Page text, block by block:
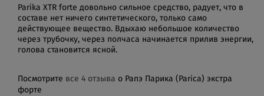
Parika XTR forte довольно сильное средство, радует, что в
составе нет ничего синтетического, только само
действующее вещество. Вдыхаю небольшое количество
через трубочку, через полчаса начинается прилив энергии,
голова становится ясной.
Посмотрите все 4 отзыва о Рапэ Парика (Parica) экстра
форте